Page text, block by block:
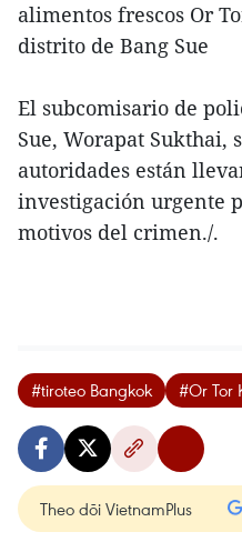
alimentos frescos Or
distrito de Bang Sue
El subcomisario de
Sue, Worapat Sukthai,
autoridades están
investigación urgente
motivos del crimen./.
#tiroteo Bangkok #Or Tor
Theo dõi VietnamPlus